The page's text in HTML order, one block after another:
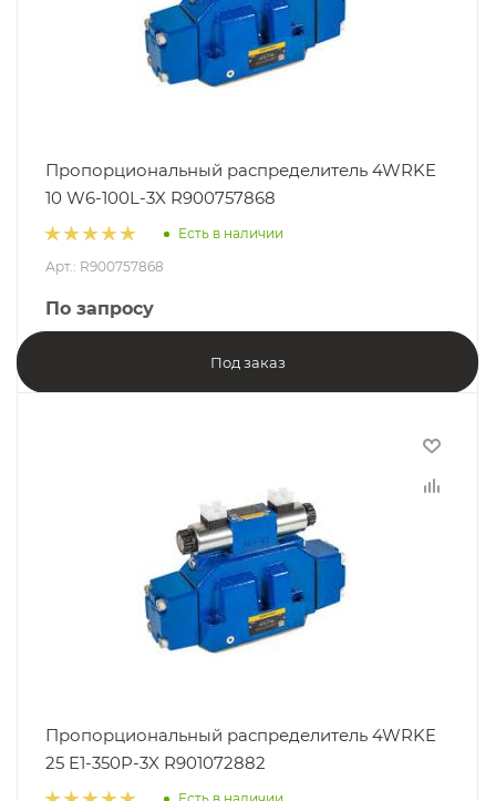
Пропорциональный распределитель 4WRKE
10 W6-100L-3X R900757868
Есть в наличии
Арт.: R900757868
По запросу
Под заказ
Пропорциональный распределитель 4WRKE
25 E1-350P-3X R901072882